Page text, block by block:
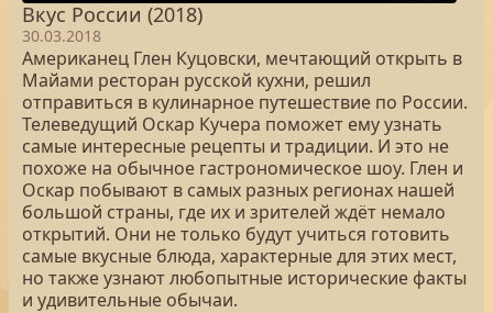
Вкус России (2018)
30.03.2018
Американец Глен Куцовски, мечтающий открыть в
Майами ресторан русской кухни, решил
отправиться в кулинарное путешествие по России.
Телеведущий Оскар Кучера поможет ему узнать
самые интересные рецепты и традиции. И это не
похоже на обычное гастрономическое шоу. Глен и
Оскар побывают в самых разных регионах нашей
большой страны, где их и зрителей ждёт немало
открытий. Они не только будут учиться готовить
самые вкусные блюда, характерные для этих мест,
но также узнают любопытные исторические факты
и удивительные обычаи.